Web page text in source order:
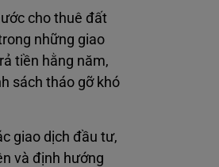
cho thuê đất
những giao
tiền hằng năm,
sách tháo gỡ khó
giao dịch đầu tư,
và định hướng